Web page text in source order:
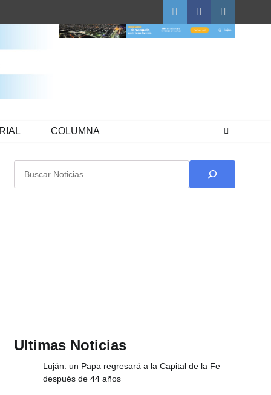
TwitterFacebookInstagram
COLUMNA
Ultimas Noticias
Luján: un Papa regresará a la Capital de la Fe
después de 44 años